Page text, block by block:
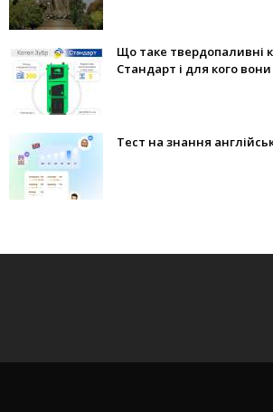
Що таке твердопаливні
Стандарт і для кого вони
Тест на знання